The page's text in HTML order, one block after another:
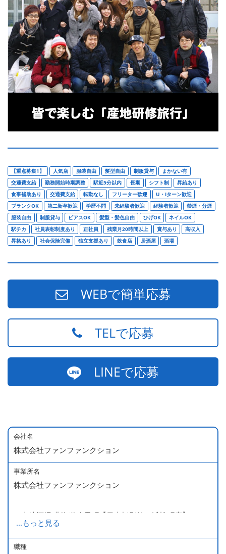
【重点募集1】 人気店 服装自由 髪型自由 制服貸与
まかない有
交通費支給
勤務開始時期調整 駅近5分以内 長期 シフト制
昇給あり
食事補助あり
交通費支給 転勤なし フリーター歓迎
U・Iターン歓迎
ブランクOK
第二新卒歓迎 学歴不問 未経験者歓迎 経験者歓迎
禁煙・分煙
服装自由
制服貸与 ピアスOK 髪型・髪色自由 ひげOK
ネイルOK
駅チカ
社員表彰制度あり 正社員 残業月20時間以上 賞与あり
高収入
昇格あり
社会保険完備 独立支援あり 飲食店 居酒屋 酒場
WEBで簡単応募
TELで応募
LINEで応募
会社名
株式会社ファンファンクション
事業所名
株式会社ファンファンクション
ご当地酒場 北海道八雲町【日本橋別館・浜松町店】
カキ酒場 北海道厚岸【日本橋本店】
牡蠣場 北海道厚岸【コレド室町店】
...もっと見る
職種